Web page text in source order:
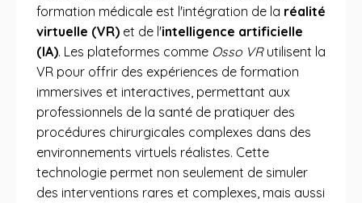
formation médicale est l'intégration de la réalité
virtuelle (VR) et de l'intelligence artificielle
(IA). Les plateformes comme Osso VRutilisent la
VR pour offrir des expériences de formation
immersives et interactives, permettant aux
professionnels de la santé de pratiquer des
procédures chirurgicales complexes dans des
environnements virtuels réalistes. Cette
technologie permet non seulement de simuler
des interventions rares et complexes, mais aussi